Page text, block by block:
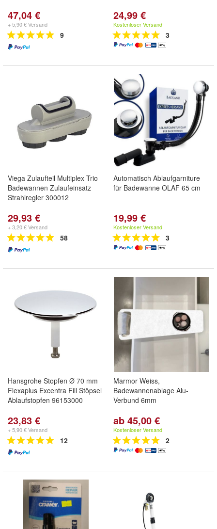
47,04 €
+ 5,90 € Versand
9
24,99 €
Kostenloser Versand
3
Viega Zulaufteil Multiplex Trio
Badewannen Zulaufeinsatz
Strahlregler 300012
29,93 €
+ 3,20 € Versand
58
Automatisch Ablaufgarniture
für Badewanne OLAF 65 cm
19,99 €
Kostenloser Versand
3
Hansgrohe Stopfen Ø 70 mm
Flexaplus Excentra Fill Stöpsel
Ablaufstopfen 96153000
23,83 €
+ 5,90 € Versand
12
Marmor Weiss,
Badewannenablage Alu-
Verbund 6mm
ab 45,00 €
Kostenloser Versand
2